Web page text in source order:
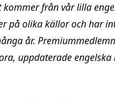
kommer från vår lilla
på olika källor och har
år.
uppdaterade engelska